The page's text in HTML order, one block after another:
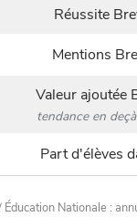
Réussite
Mentions
Valeur ajoutée
tendance en
Part d'élèves
Éducation Nationale :